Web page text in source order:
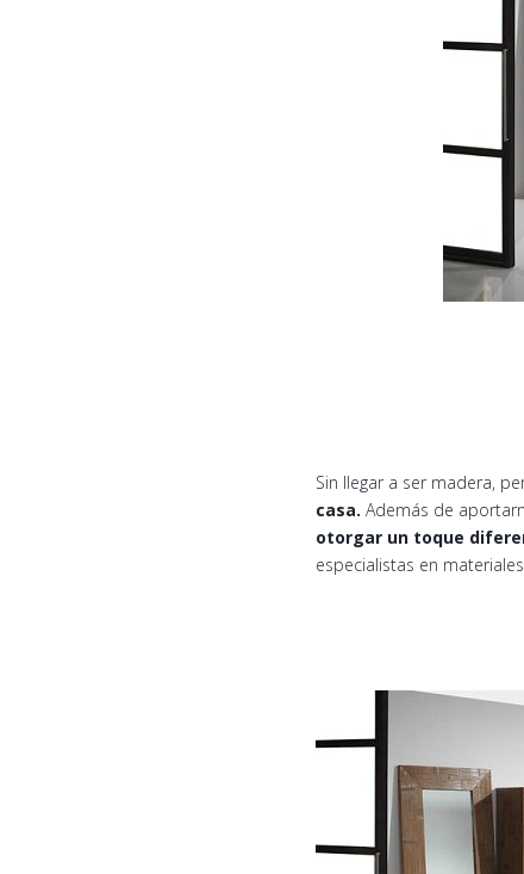
Sin llegar a ser madera,
casa. Además de
otorgar un toque
especialistas en